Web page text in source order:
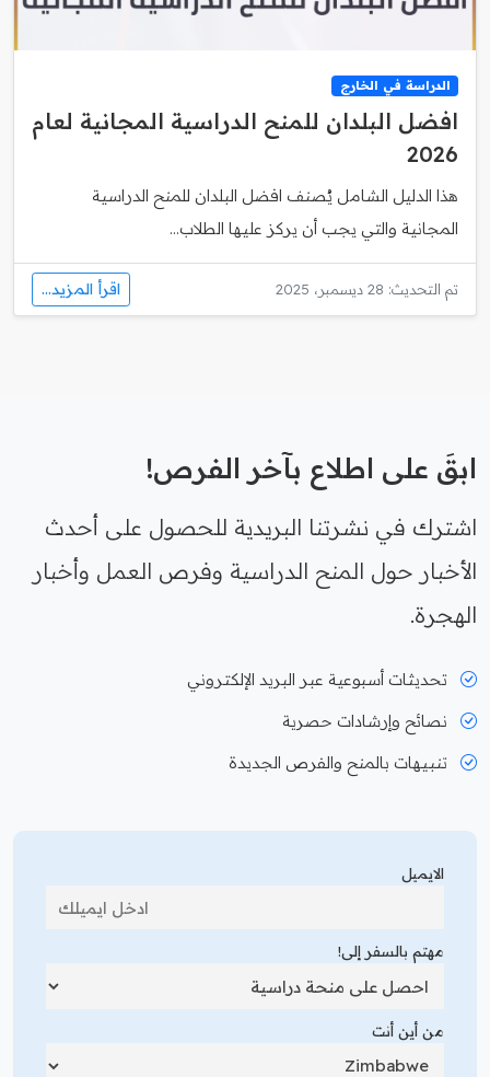
الدراسة في الخارج
افضل البلدان للمنح الدراسية المجانية لعام
2026
هذا الدليل الشامل يُصنف افضل البلدان للمنح الدراسية
المجانية والتي يجب أن يركز عليها الطلاب...
تم التحديث: 28 ديسمبر، 2025 اقرأ المزيد...
ابقَ على اطلاع بآخر الفرص!
اشترك في نشرتنا البريدية للحصول على أحدث
الأخبار حول المنح الدراسية وفرص العمل وأخبار
الهجرة.
تحديثات أسبوعية عبر البريد الإلكتروني
نصائح وإرشادات حصرية
تنبيهات بالمنح والفرص الجديدة
الايميل
مهتم بالسفر إلى!
من أين أنت